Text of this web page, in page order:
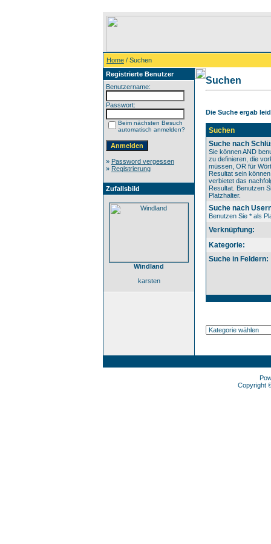
Home / Suchen
Registrierte Benutzer
Benutzername:
Passwort:
Beim nächsten Besuch
automatisch anmelden?
» Password vergessen
» Registrierung
Zufallsbild
Windland
karsten
Suchen
Die Suche ergab
Suchen
Suche nach
Sie können AND
zu definieren, die
müssen, OR für
Resultat sein
verbietet das
Resultat. Benutzen
Platzhalter.
Suche nach
Benutzen Sie * als
Verknüpfung:
Kategorie:
Suche in Feldern:
Copyright